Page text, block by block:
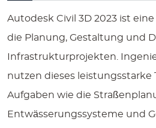
Autodesk Civil 3D 2023 ist
die Planung, Gestaltung und
Infrastrukturprojekten.
nutzen dieses leistungsstarke
Aufgaben wie die
Entwässerungssysteme und